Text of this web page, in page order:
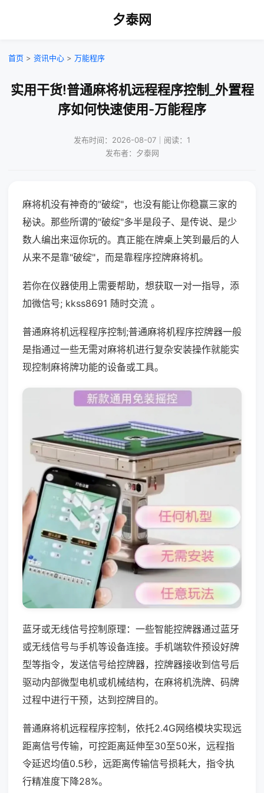
夕泰网
首页 > 资讯中心 > 万能程序
实用干货!普通麻将机远程程序控制_外置程
序如何快速使用-万能程序
发布时间：2026-08-07｜阅读：1
发布者：夕泰网
麻将机没有神奇的"破绽"，也没有能让你稳赢三家的
秘诀。那些所谓的"破绽"多半是段子、是传说、是少
数人编出来逗你玩的。真正能在牌桌上笑到最后的人
从来不是靠"破绽"，而是靠程序控牌麻将机。
若你在仪器使用上需要帮助，想获取一对一指导，添
加微信号; kkss8691 随时交流 。
普通麻将机远程程序控制;普通麻将机程序控牌器一般
是指通过一些无需对麻将机进行复杂安装操作就能实
现控制麻将牌功能的设备或工具。
蓝牙或无线信号控制原理：一些智能控牌器通过蓝牙
或无线信号与手机等设备连接。手机端软件预设好牌
型等指令，发送信号给控牌器，控牌器接收到信号后
驱动内部微型电机或机械结构，在麻将机洗牌、码牌
过程中进行干预，达到控牌目的。
普通麻将机远程程序控制，依托2.4G网络模块实现远
距离信号传输，可控距离延伸至30至50米，远程指
令延迟均值0.5秒，远距离传输信号损耗大，指令执
行精准度下降28%。